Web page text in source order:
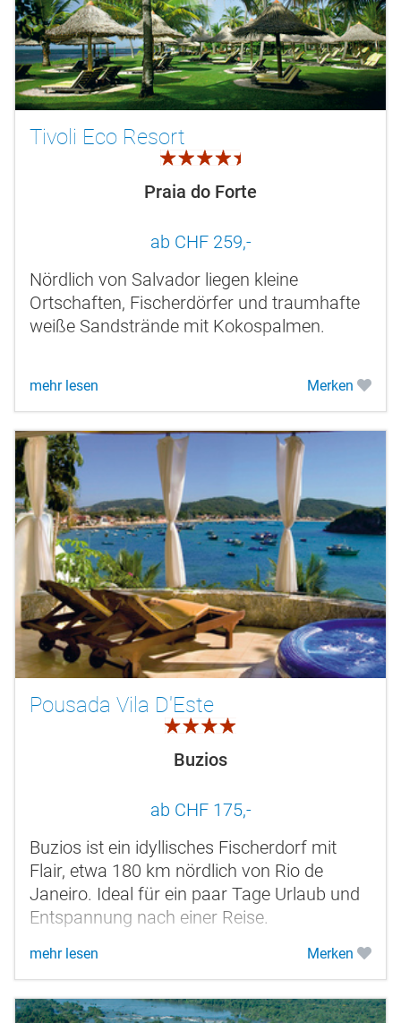
Tivoli Eco Resort
4.5
Praia do Forte
ab CHF 259,-
Nördlich von Salvador liegen kleine
Ortschaften, Fischerdörfer und traumhafte
weiße Sandstrände mit Kokospalmen.
mehr lesen Merken
Pousada Vila D'Este
4.0
Buzios
ab CHF 175,-
Buzios ist ein idyllisches Fischerdorf mit
Flair, etwa 180 km nördlich von Rio de
Janeiro. Ideal für ein paar Tage Urlaub und
Entspannung nach einer Reise.
mehr lesen Merken